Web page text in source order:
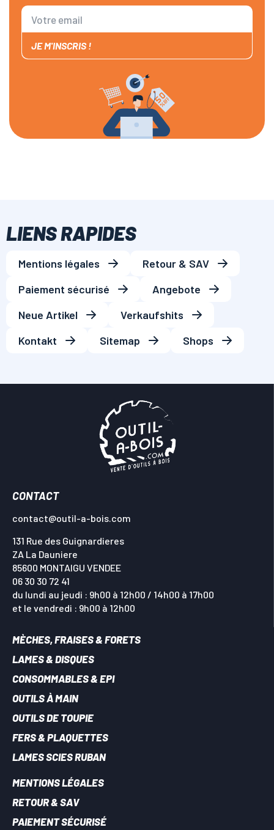
JE M'INSCRIS !
LIENS RAPIDES
Mentions légales
Retour & SAV
Paiement sécurisé
Angebote
Neue Artikel
Verkaufshits
Kontakt
Sitemap Shops
CONTACT
contact@outil-a-bois.com
131 Rue des Guignardieres
ZA La Dauniere
85600 MONTAIGU VENDEE
06 30 30 72 41
du lundi au jeudi : 9h00 à 12h00 / 14h00 à 17h00
et le vendredi : 9h00 à 12h00
MÈCHES, FRAISES & FORETS
LAMES & DISQUES
CONSOMMABLES & EPI
OUTILS À MAIN
OUTILS DE TOUPIE
FERS & PLAQUETTES
LAMES SCIES RUBAN
MENTIONS LÉGALES
RETOUR & SAV
PAIEMENT SÉCURISÉ